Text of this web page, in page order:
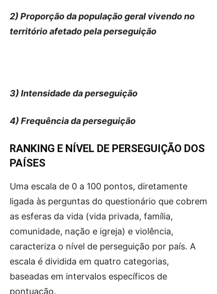
2) Proporção da população geral vivendo no
território afetado pela perseguição
3) Intensidade da perseguição
4) Frequência da perseguição
RANKING E NÍVEL DE PERSEGUIÇÃO DOS
PAÍSES
Uma escala de 0 a 100 pontos, diretamente
ligada às perguntas do questionário que cobrem
as esferas da vida (vida privada, família,
comunidade, nação e igreja) e violência,
caracteriza o nível de perseguição por país. A
escala é dividida em quatro categorias,
baseadas em intervalos específicos de
pontuação.